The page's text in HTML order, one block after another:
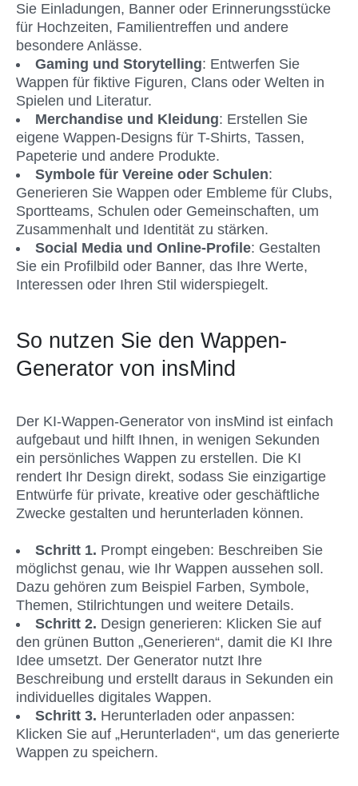
Sie Einladungen, Banner oder Erinnerungsstücke
für Hochzeiten, Familientreffen und andere
besondere Anlässe.
Gaming und Storytelling: Entwerfen Sie
Wappen für fiktive Figuren, Clans oder Welten in
Spielen und Literatur.
Merchandise und Kleidung: Erstellen Sie
eigene Wappen-Designs für T-Shirts, Tassen,
Papeterie und andere Produkte.
Symbole für Vereine oder Schulen:
Generieren Sie Wappen oder Embleme für Clubs,
Sportteams, Schulen oder Gemeinschaften, um
Zusammenhalt und Identität zu stärken.
Social Media und Online-Profile: Gestalten
Sie ein Profilbild oder Banner, das Ihre Werte,
Interessen oder Ihren Stil widerspiegelt.
So nutzen Sie den Wappen-
Generator von insMind
Der KI-Wappen-Generator von insMind ist einfach
aufgebaut und hilft Ihnen, in wenigen Sekunden
ein persönliches Wappen zu erstellen. Die KI
rendert Ihr Design direkt, sodass Sie einzigartige
Entwürfe für private, kreative oder geschäftliche
Zwecke gestalten und herunterladen können.
Schritt 1. Prompt eingeben: Beschreiben Sie
möglichst genau, wie Ihr Wappen aussehen soll.
Dazu gehören zum Beispiel Farben, Symbole,
Themen, Stilrichtungen und weitere Details.
Schritt 2. Design generieren: Klicken Sie auf
den grünen Button „Generieren“, damit die KI Ihre
Idee umsetzt. Der Generator nutzt Ihre
Beschreibung und erstellt daraus in Sekunden ein
individuelles digitales Wappen.
Schritt 3. Herunterladen oder anpassen:
Klicken Sie auf „Herunterladen“, um das generierte
Wappen zu speichern.